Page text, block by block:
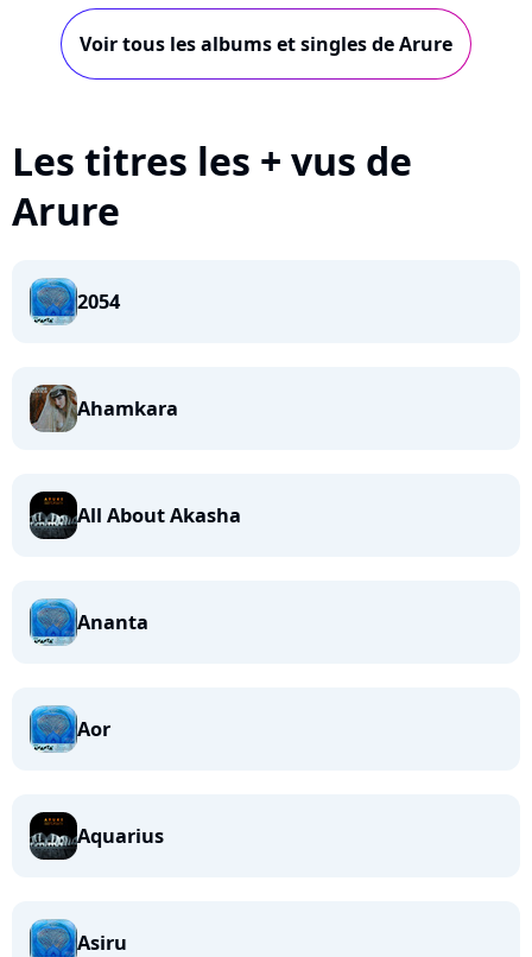
Voir tous les albums et singles de Arure
Les titres les + vus de
Arure
2054
Ahamkara
All About Akasha
Ananta
Aor
Aquarius
Asiru